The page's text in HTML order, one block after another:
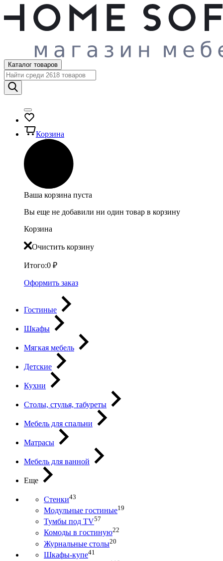
Каталог товаров
Корзина
Ваша корзина пуста
Вы еще не добавили ни один товар в корзину
Корзина
Очистить корзину
Итого:0 ₽
Оформить заказ
Гостиные
Шкафы
Мягкая мебель
Детские
Кухни
Столы, стулья, табуреты
Мебель для спальни
Матрасы
Мебель для ванной
Еще
Стенки43
Модульные гостиные19
Тумбы под ТV57
Комоды в гостиную22
Журнальные столы20
Шкафы-купе41